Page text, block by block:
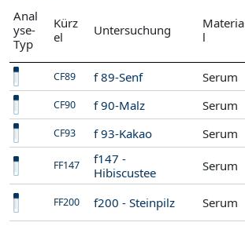
Anal
yse-
Typ
Kürz
el
Untersuchung
Materia
l
CF89 f 89-Senf Serum
CF90 f 90-Malz Serum
CF93 f 93-Kakao Serum
FF147
f147 -
Hibiscustee
Serum
FF200 f200 - Steinpilz Serum